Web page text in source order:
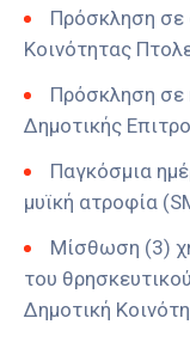
Πρόσκληση σε
Κοινότητας
Πρόσκληση σε
Δημοτικής
Παγκόσμια
μυϊκή ατροφία
Μίσθωση (3)
του
Δημοτική